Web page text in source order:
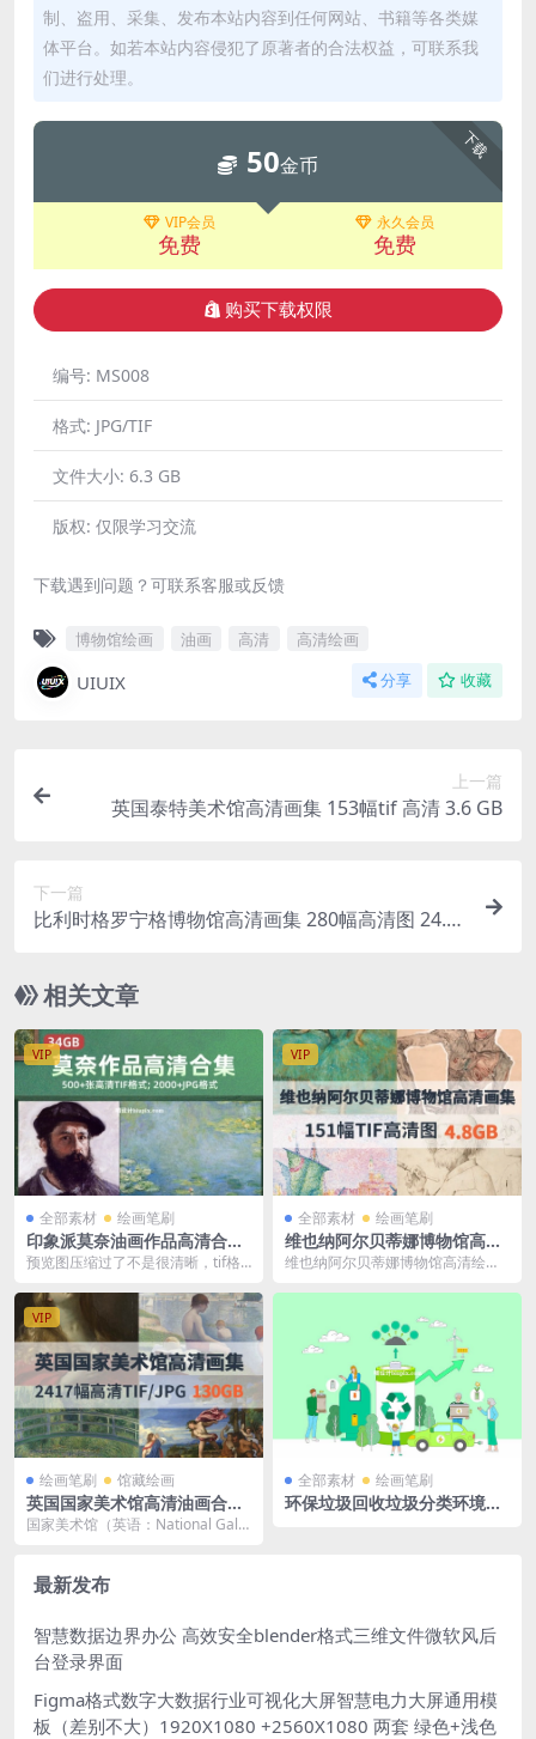
制、盗用、采集、发布本站内容到任何网站、书籍等各类媒
体平台。如若本站内容侵犯了原著者的合法权益，可联系我
们进行处理。
下载
50金币
VIP会员
免费
永久会员
免费
购买下载权限
编号: MS008
格式: JPG/TIF
文件大小: 6.3 GB
版权: 仅限学习交流
下载遇到问题？可联系客服或反馈
博物馆绘画 油画 高清 高清绘画
UIUIX 分享 收藏
上一篇
英国泰特美术馆高清画集 153幅tif 高清 3.6 GB
下一篇
比利时格罗宁格博物馆高清画集 280幅高清图 24.7
相关文章
VIP
全部素材 绘画笔刷
印象派莫奈油画作品高清合集
500+张 高清TIF格式 2000+jp
预览图压缩过了不是很清晰，tif格
VIP
全部素材 绘画笔刷
维也纳阿尔贝蒂娜博物馆高清
画集 151幅 TIF高清 4.8GB
维也纳阿尔贝蒂娜博物馆高清绘画
大小为 4.8...
VIP
绘画笔刷 馆藏绘画
英国国家美术馆高清油画合集
高清原图TIF格式2417幅，12
国家美术馆（英语：National Galle
全部素材 绘画笔刷
环保垃圾回收垃圾分类环境保
最新发布
智慧数据边界办公 高效安全blender格式三维文件微软风后
台登录界面
Figma格式数字大数据行业可视化大屏智慧电力大屏通用模
板（差别不大）1920X1080 +2560X1080 两套 绿色+浅色